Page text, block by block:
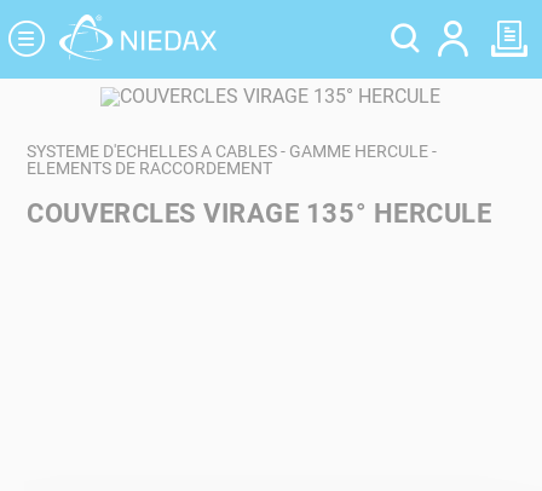
SYSTEME D'ECHELLES A CABLES - GAMME HERCULE -
ELEMENTS DE RACCORDEMENT
COUVERCLES VIRAGE 135° HERCULE
Panneau de gestion des cookies